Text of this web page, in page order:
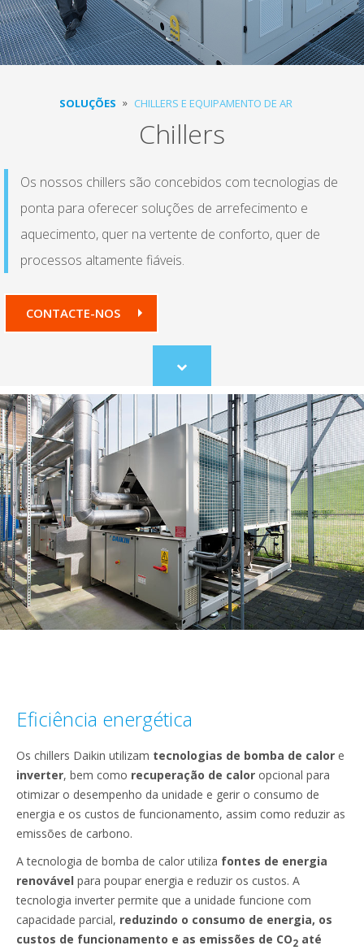
SOLUÇÕES CHILLERS E EQUIPAMENTO DE AR
Chillers
Os nossos chillers são concebidos com tecnologias de
ponta para oferecer soluções de arrefecimento e
aquecimento, quer na vertente de conforto, quer de
processos altamente fiáveis.
CONTACTE-NOS
Scroll
to
content
Eficiência energética
Os chillers Daikin utilizam tecnologias de bomba de calor e
inverter, bem como recuperação de calor opcional para
otimizar o desempenho da unidade e gerir o consumo de
energia e os custos de funcionamento, assim como reduzir as
emissões de carbono.
A tecnologia de bomba de calor utiliza fontes de energia
renovável para poupar energia e reduzir os custos. A
tecnologia inverter permite que a unidade funcione com
capacidade parcial, reduzindo o consumo de energia, os
custos de funcionamento e as emissões de CO2 até